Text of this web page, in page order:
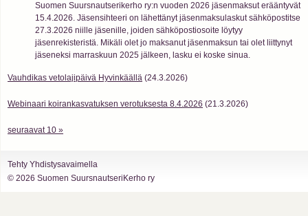
Suomen Suursnautserikerho ry:n vuoden 2026 jäsenmaksut erääntyvät
15.4.2026. Jäsensihteeri on lähettänyt jäsenmaksulaskut sähköpostitse
27.3.2026 niille jäsenille, joiden sähköpostiosoite löytyy
jäsenrekisteristä. Mikäli olet jo maksanut jäsenmaksun tai olet liittynyt
jäseneksi marraskuun 2025 jälkeen, lasku ei koske sinua.
Vauhdikas vetolajipäivä Hyvinkäällä (24.3.2026)
Webinaari koirankasvatuksen verotuksesta 8.4.2026 (21.3.2026)
seuraavat 10 »
Tehty Yhdistysavaimella
© 2026 Suomen SuursnautseriKerho ry